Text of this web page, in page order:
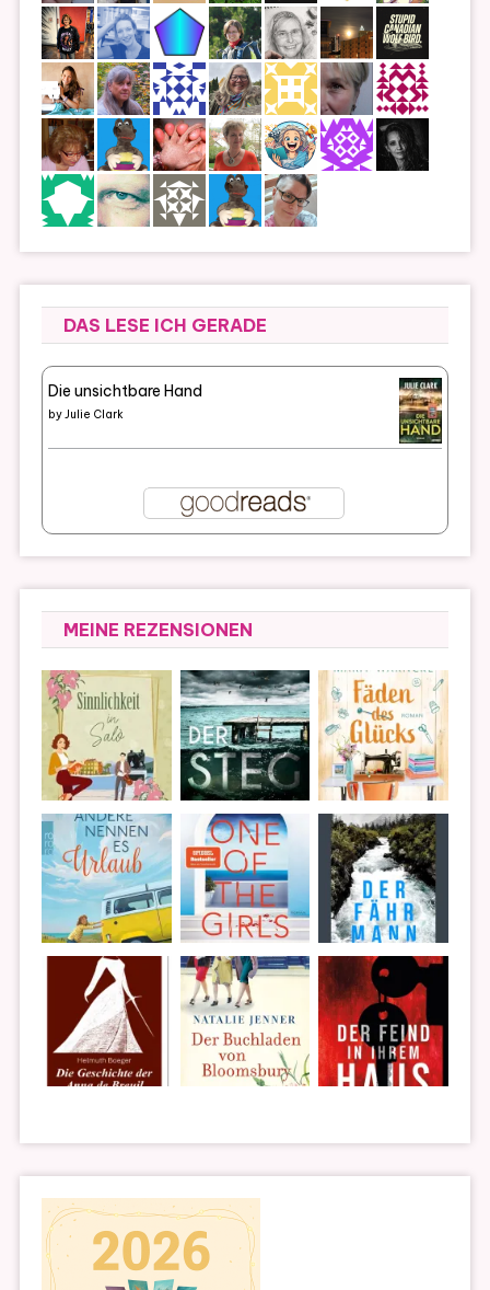
DAS LESE ICH GERADE
Die unsichtbare Hand
byJulie Clark
MEINE REZENSIONEN